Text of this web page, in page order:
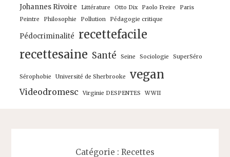
Johannes Rivoire Littérature Otto Dix Paolo Freire
Paris
Peintre
Philosophie Pollution Pédagogie critique
Pédocriminalité recettefacile
recettesaine Santé Seine Sociologie SuperSéro
Sérophobie Université de Sherbrooke vegan
Videodromesc Virginie DESPENTES WWII
Catégorie : Recettes